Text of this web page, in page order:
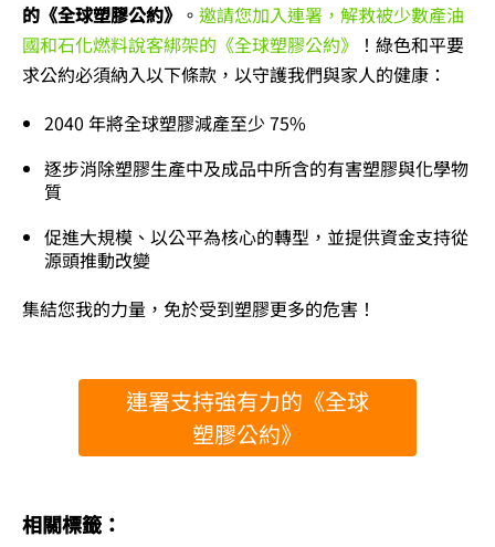
的《全球塑膠公約》 。 邀請您加入連署，解救被少數產油
國和石化燃料說客綁架的《全球塑膠公約》
！綠色和平要
求公約必須納入以下條款，以守護我們與家人的健康：
2040 年將全球塑膠減產至少 75%
逐步消除塑膠生產中及成品中所含的有害塑膠與化學物
質
促進大規模、以公平為核心的轉型，並提供資金支持從
源頭推動改變
集結您我的力量，免於受到塑膠更多的危害！
連署支持強有力的《全球
塑膠公約》
相關標籤：